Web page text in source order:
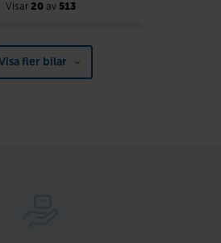
Visar 20av 513
fler bilar